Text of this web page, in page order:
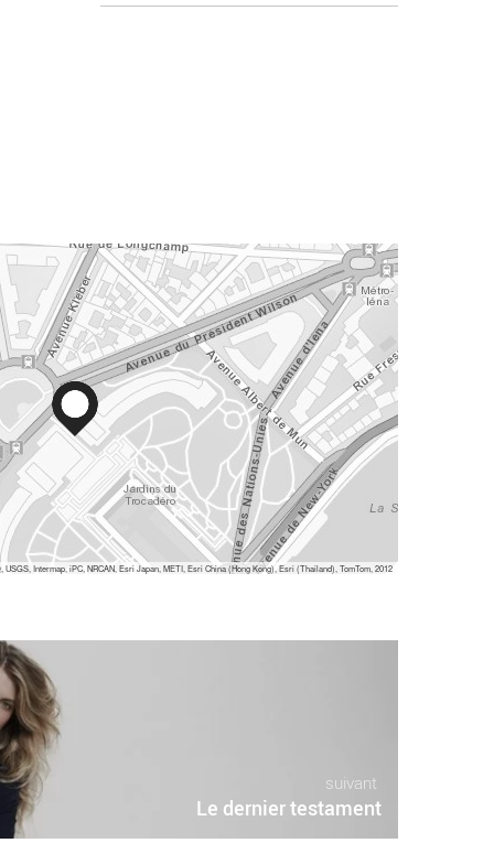
Intermap, iPC, NRCAN, Esri Japan, METI, Esri China (Hong Kong), Esri (Thailand), TomTom, 2012
suivant
Le dernier testament